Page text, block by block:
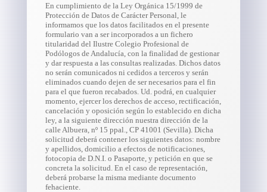
En cumplimiento de la Ley Orgánica 15/1999 de
Protección de Datos de Carácter Personal, le
informamos que los datos facilitados en el presente
formulario van a ser incorporados a un fichero
titularidad del Ilustre Colegio Profesional de
Podólogos de Andalucía, con la finalidad de gestionar
y dar respuesta a las consultas realizadas. Dichos datos
no serán comunicados ni cedidos a terceros y serán
eliminados cuando dejen de ser necesarios para el fin
para el que fueron recabados. Ud. podrá, en cualquier
momento, ejercer los derechos de acceso, rectificación,
cancelación y oposición según lo establecido en dicha
ley, a la siguiente dirección nuestra dirección de la
calle Albuera, nº 15 ppal., CP 41001 (Sevilla). Dicha
solicitud deberá contener los siguientes datos: nombre
y apellidos, domicilio a efectos de notificaciones,
fotocopia de D.N.I. o Pasaporte, y petición en que se
concreta la solicitud. En el caso de representación,
deberá probarse la misma mediante documento
fehaciente.